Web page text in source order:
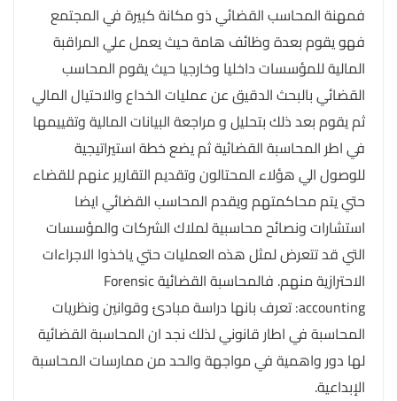
فمهنة المحاسب القضائي ذو مكانة كبيرة في المجتمع
فهو يقوم بعدة وظائف هامة حيث يعمل علي المراقبة
المالية للمؤسسات داخليا وخارجيا حيث يقوم المحاسب
القضائي بالبحث الدقيق عن عمليات الخداع والاحتيال المالي
ثم يقوم بعد ذلك بتحليل و مراجعة البيانات المالية وتقييمها
في اطر المحاسبة القضائية ثم يضع خطة استيراتيجية
للوصول الي هؤلاء المحتالون وتقديم التقارير عنهم للقضاء
حتي يتم محاكمتهم ويقدم المحاسب القضائي ايضا
استشارات ونصائح محاسبية لملاك الشركات والمؤسسات
التي قد تتعرض لمثل هذه العمليات حتي ياخذوا الاجراءات
الاحترازية منهم. فالمحاسبة القضائية Forensic
accounting: تعرف بانها دراسة مبادئ وقوانين ونظريات
المحاسبة في اطار قانوني لذلك نجد ان المحاسبة القضائية
لها دور واهمية في مواجهة والحد من ممارسات المحاسبة
الإبداعية.